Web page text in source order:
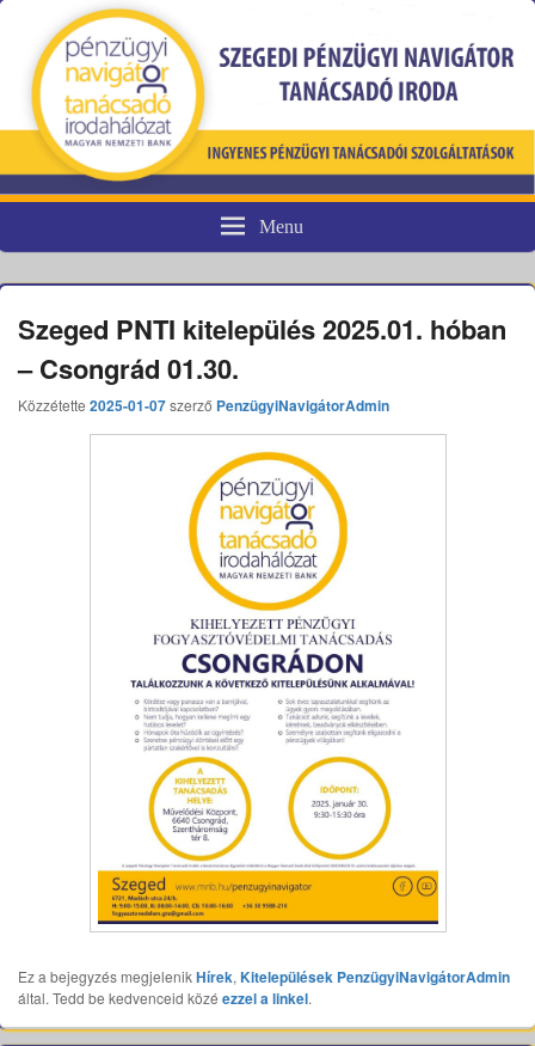
Pénzügyi fogyasztóvédelem
Menu
Szeged PNTI kitelepülés 2025.01. hóban
– Csongrád 01.30.
Közzétette 2025-01-07szerző PenzügyiNavigátorAdmin
Ez a bejegyzés megjelenikHírek, Kitelepülések PenzügyiNavigátorAdmin
által. Tedd be kedvenceid közé ezzel a linkel.